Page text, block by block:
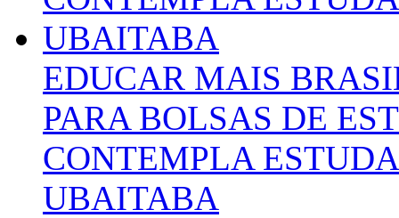
EDUCAR MAIS
PARA BOLSAS DE
CONTEMPLA
UBAITABA